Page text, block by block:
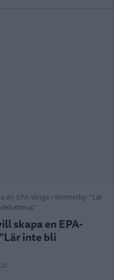
skapa en EPA-
inte bli